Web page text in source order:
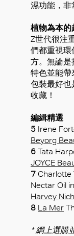
濕功能，非
植物為本的
Z世代很注
們都重視環
方。無論是
特色並能帶
包裝最好也
收藏！
編緝精選
5 Irene
Beyorg
6 Tata
JOYCE
7 Charlotte
Nectar Oil
Harvey
8 La Mer
* 網上選購